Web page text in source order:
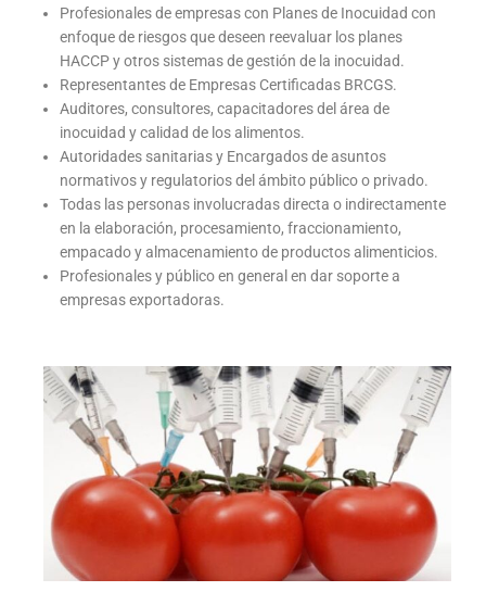
Profesionales de empresas con Planes de Inocuidad con
enfoque de riesgos que deseen reevaluar los planes
HACCP y otros sistemas de gestión de la inocuidad.
Representantes de Empresas Certificadas BRCGS.
Auditores, consultores, capacitadores del área de
inocuidad y calidad de los alimentos.
Autoridades sanitarias y Encargados de asuntos
normativos y regulatorios del ámbito público o privado.
Todas las personas involucradas directa o indirectamente
en la elaboración, procesamiento, fraccionamiento,
empacado y almacenamiento de productos alimenticios.
Profesionales y público en general en dar soporte a
empresas exportadoras.